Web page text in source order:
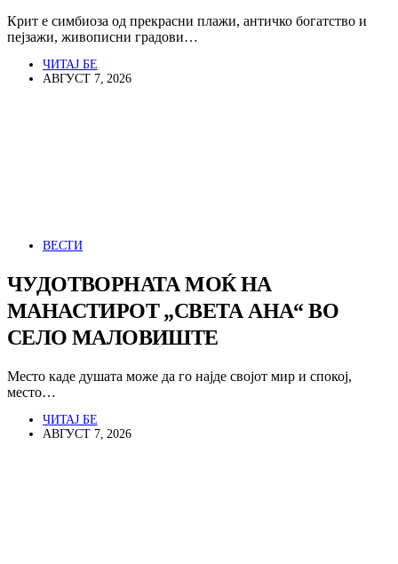
Крит е симбиоза од прекрасни плажи, античко богатство и
пејзажи, живописни градови…
ЧИТАЈ БЕ
АВГУСТ 7, 2026
ВЕСТИ
ЧУДОТВОРНАТА МОЌ НА
МАНАСТИРОТ „СВЕТА АНА“ ВО
СЕЛО МАЛОВИШТЕ
Место каде душата може да го најде својот мир и спокој,
место…
ЧИТАЈ БЕ
АВГУСТ 7, 2026